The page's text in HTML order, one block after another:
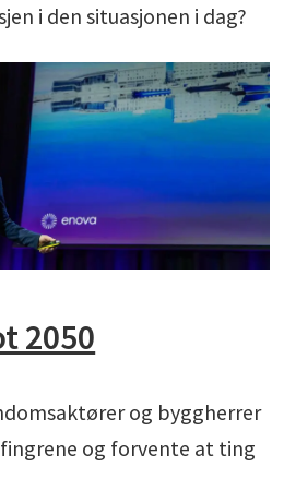
i den situasjonen i dag?
2050
og byggherrer
og forvente at ting